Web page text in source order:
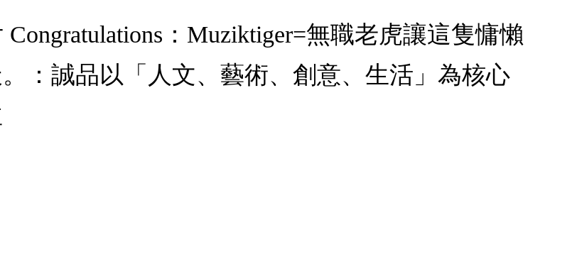
：Muziktiger=無職老虎讓這隻慵懶
：誠品以「人文、藝術、創意、生活」為核心